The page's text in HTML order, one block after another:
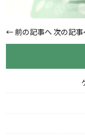
←前の記事へ 次の記事